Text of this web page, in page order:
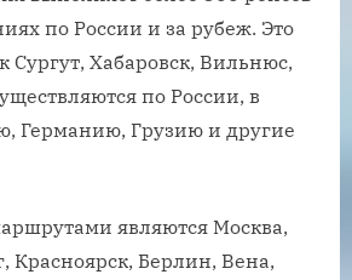
по России и за рубеж. Это
Сургут, Хабаровск, Вильнюс,
по России, в
Германию, Грузию и другие
являются Москва,
Красноярск, Берлин, Вена,